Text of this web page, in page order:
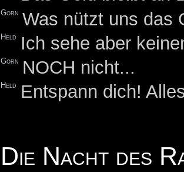
Gorn Was nützt uns das
Held Ich sehe aber
Gorn NOCH nicht...
Held Entspann dich!
Die Nacht des